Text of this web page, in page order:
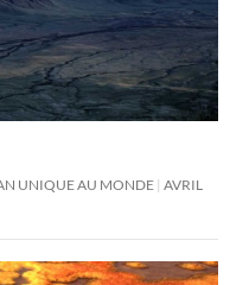
UNIQUE AU MONDE AVRIL